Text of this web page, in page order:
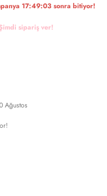
17:49:02 sonra bitiyor!
sipariş ver!
Ağustos